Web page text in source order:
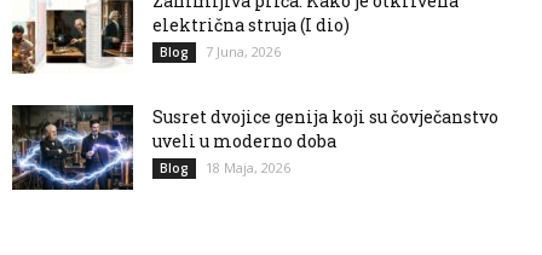
električna struja (I dio)
Blog 7 Juna, 2026
Susret dvojice genija koji su čovječanstvo
uveli u moderno doba
Blog 18 Maja, 2026